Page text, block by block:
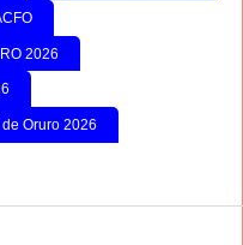
2026
Oruro 2026